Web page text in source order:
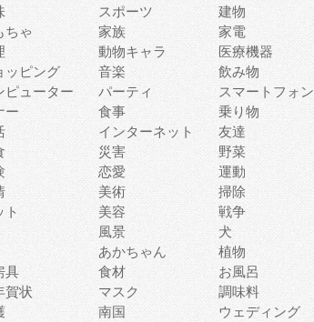
スポーツ 建物
ちゃ
家族 家電
動物キャラ 医療機器
ッピング
音楽 飲み物
ピューター
パーティ スマートフォン
ー
食事 乗り物
インターネット 友達
災害 野菜
恋愛 運動
美術 掃除
ト
美容 戦争
風景 犬
あかちゃん 植物
具
食材 お風呂
賀状
マスク 調味料
南国 ウェディング